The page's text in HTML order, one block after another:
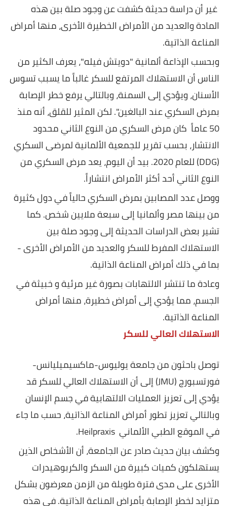
غير أن دراسة حديثة كشفت عن وجود صلة بين هذه
المادة والعديد من الأمراض الخطيرة الأخرى، منها أمراض
المناعة الذاتية.
وبحسب الإذاعة ألمانية "دويتش فيله"، يعرف الكثير من
الناس أن الاستهلاك المرتفع للسكر غالباً ما يسبب تسوس
الأسنان، ويؤدي إلى السمنة، وبالتالي يرفع خطر الإصابة
بمرض السكري عند البالغين". لكن المثير للقلق، أنه منذ
50 عاماً كان مرض السكري من النوع الثاني محدود
الانتشار، بحسب تقرير للجمعية الألمانية لمرضى السكري
(DDG) للعام 2020. بيد أن اليوم، يعد مرض السكري من
النوع الثاني أحد أكثر الأمراض انتشاراً.
ووصل عدد المصابين بمرض السكري حالياً في دول كثيرة
من بينها مصر وألمانيا إلى سبعة ملايين شخص. كما
تشير بعض الدراسات الحديثة إلى وجود صلة بين
الاستهلاك المفرط للسكر والعديد من الأمراض الأخرى -
بما في ذلك أمراض المناعة الذاتية.
وعادة ما تنتشر الالتهابات بصورة غير مرئية و خبيثة في
الجسم، مما يؤدي إلى أمراض خطيرة، منها أمراض
المناعة الذاتية.
الاستهلاك العالي للسكر
توصل باحثون من جامعة يوليوس-ماكسيميليانس-
فورتسبورج (JMU) إلى أن الاستهلاك العالي للسكر قد
يؤدي إلى تعزيز العمليات الالتهابية في جسم الإنسان
وبالتالي تعزيز تطور أمراض المناعة الذاتية، حسب ما جاء
في الموقع الطبي الألماني Heilpraxis.
وكشف بيان حديث صادر عن الجامعة، أن الأشخاص الذين
يستهلكون كميات كبيرة من السكر والكربوهيدرات
الأخرى على مدى فترة طويلة من الزمن معرضون بشكل
متزايد لخطر الإصابة بأمراض المناعة الذاتية. في هذه